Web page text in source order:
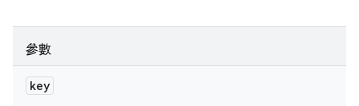
參數
key